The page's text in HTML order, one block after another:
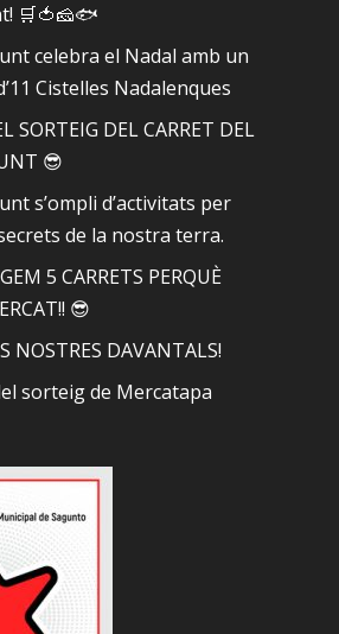
🛒🍅🧀🐟
celebra el Nadal amb un
Cistelles Nadalenques
SORTEIG DEL CARRET DEL
😎
s’ompli d’activitats per
de la nostra terra.
5 CARRETS PERQUÈ
😎
NOSTRES DAVANTALS!
sorteig de Mercatapa